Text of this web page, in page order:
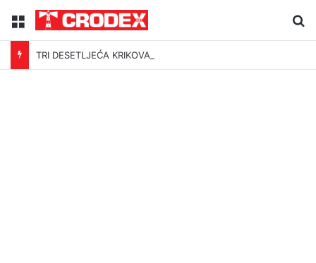
Menu
TRI DESETLJEĆA KRIKOVA OČAJNIKA